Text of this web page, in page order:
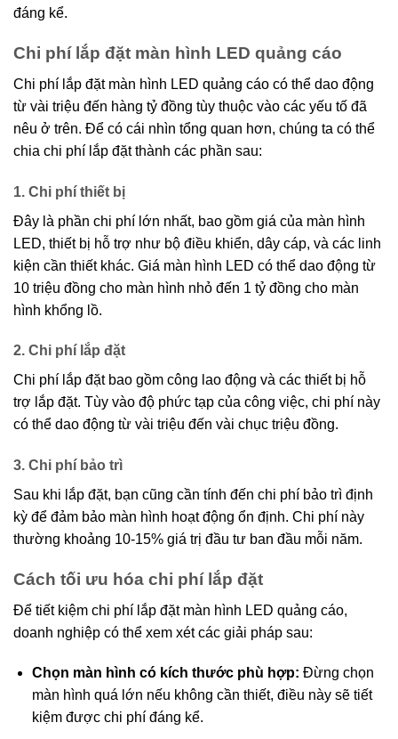
đáng kể.
Chi phí lắp đặt màn hình LED quảng cáo
Chi phí lắp đặt màn hình LED quảng cáo có thể dao động
từ vài triệu đến hàng tỷ đồng tùy thuộc vào các yếu tố đã
nêu ở trên. Để có cái nhìn tổng quan hơn, chúng ta có thể
chia chi phí lắp đặt thành các phần sau:
1. Chi phí thiết bị
Đây là phần chi phí lớn nhất, bao gồm giá của màn hình
LED, thiết bị hỗ trợ như bộ điều khiển, dây cáp, và các linh
kiện cần thiết khác. Giá màn hình LED có thể dao động từ
10 triệu đồng cho màn hình nhỏ đến 1 tỷ đồng cho màn
hình khổng lồ.
2. Chi phí lắp đặt
Chi phí lắp đặt bao gồm công lao động và các thiết bị hỗ
trợ lắp đặt. Tùy vào độ phức tạp của công việc, chi phí này
có thể dao động từ vài triệu đến vài chục triệu đồng.
3. Chi phí bảo trì
Sau khi lắp đặt, bạn cũng cần tính đến chi phí bảo trì định
kỳ để đảm bảo màn hình hoạt động ổn định. Chi phí này
thường khoảng 10-15% giá trị đầu tư ban đầu mỗi năm.
Cách tối ưu hóa chi phí lắp đặt
Để tiết kiệm chi phí lắp đặt màn hình LED quảng cáo,
doanh nghiệp có thể xem xét các giải pháp sau:
Chọn màn hình có kích thước phù hợp: Đừng chọn
màn hình quá lớn nếu không cần thiết, điều này sẽ tiết
kiệm được chi phí đáng kể.